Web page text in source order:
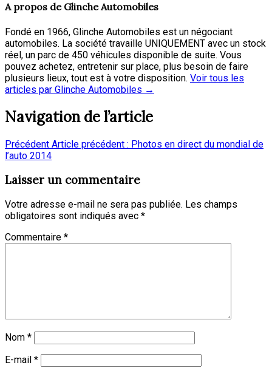
A propos de Glinche Automobiles
Fondé en 1966, Glinche Automobiles est un négociant
automobiles. La société travaille UNIQUEMENT avec un stock
réel, un parc de 450 véhicules disponible de suite. Vous
pouvez achetez, entretenir sur place, plus besoin de faire
plusieurs lieux, tout est à votre disposition. Voir tous les
articles par Glinche Automobiles →
Navigation de l’article
Précédent Article précédent : Photos en direct du mondial de
l’auto 2014
Laisser un commentaire
Votre adresse e-mail ne sera pas publiée. Les champs
obligatoires sont indiqués avec *
Commentaire *
Nom *
E-mail *